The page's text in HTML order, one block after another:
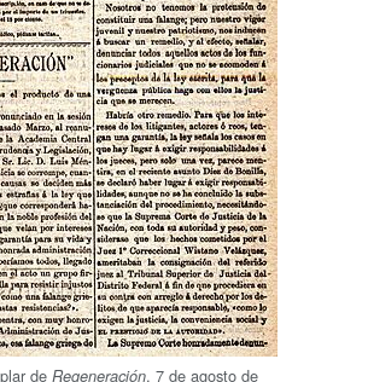
de Regeneración, 7 de agosto de